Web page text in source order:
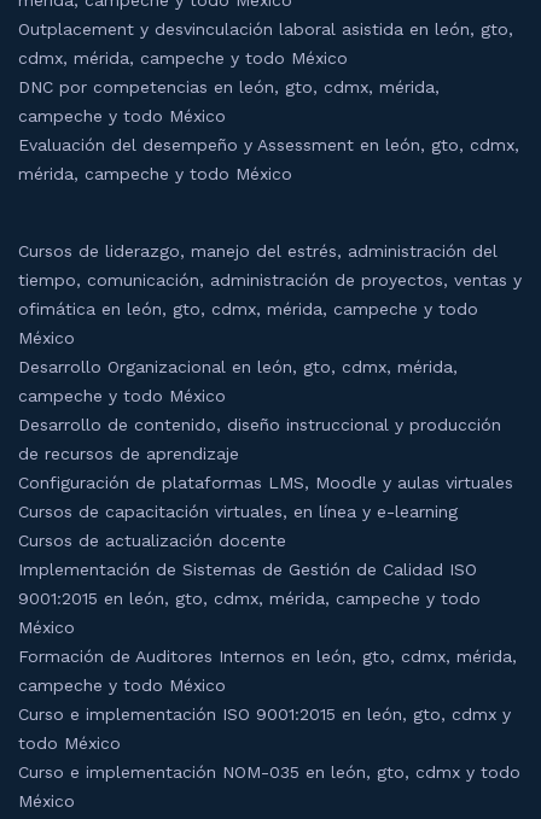
Outplacement y desvinculación laboral asistida en león, gto,
cdmx, mérida, campeche y todo México
DNC por competencias en león, gto, cdmx, mérida,
campeche y todo México
Evaluación del desempeño y Assessment en león, gto, cdmx,
mérida, campeche y todo México
Cursos de liderazgo, manejo del estrés, administración del
tiempo, comunicación, administración de proyectos, ventas y
ofimática en león, gto, cdmx, mérida, campeche y todo
México
Desarrollo Organizacional en león, gto, cdmx, mérida,
campeche y todo México
Desarrollo de contenido, diseño instruccional y producción
de recursos de aprendizaje
Configuración de plataformas LMS, Moodle y aulas virtuales
Cursos de capacitación virtuales, en línea y e-learning
Cursos de actualización docente
Implementación de Sistemas de Gestión de Calidad ISO
9001:2015 en león, gto, cdmx, mérida, campeche y todo
México
Formación de Auditores Internos en león, gto, cdmx, mérida,
campeche y todo México
Curso e implementación ISO 9001:2015 en león, gto, cdmx y
todo México
Curso e implementación NOM-035 en león, gto, cdmx y todo
México